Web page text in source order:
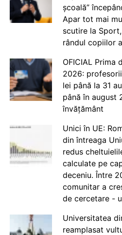
școală”
Apar tot mai
scutire la
rândul copiilor
OFICIAL Prima
2026:
lei până la 31
până în august
învățământ
Unici în UE:
din întreaga
redus
calculate pe
deceniu. Între
comunitar a
de cercetare -
Universitatea
reamplasat